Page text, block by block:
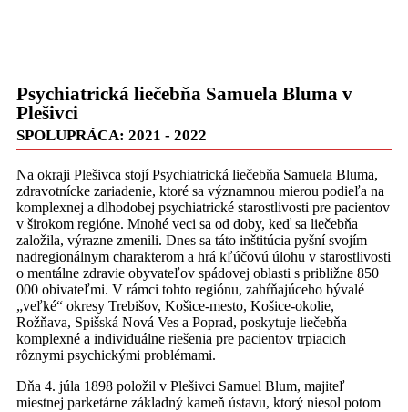
Psychiatrická liečebňa Samuela Bluma v
Plešivci
SPOLUPRÁCA: 2021 - 2022
Na okraji Plešivca stojí Psychiatrická liečebňa Samuela Bluma,
zdravotnícke zariadenie, ktoré sa významnou mierou podieľa na
komplexnej a dlhodobej psychiatrické starostlivosti pre pacientov
v širokom regióne. Mnohé veci sa od doby, keď sa liečebňa
založila, výrazne zmenili. Dnes sa táto inštitúcia pyšní svojím
nadregionálnym charakterom a hrá kľúčovú úlohu v starostlivosti
o mentálne zdravie obyvateľov spádovej oblasti s približne 850
000 obivateľmi. V rámci tohto regiónu, zahŕňajúceho bývalé
„veľké“ okresy Trebišov, Košice-mesto, Košice-okolie,
Rožňava, Spišská Nová Ves a Poprad, poskytuje liečebňa
komplexné a individuálne riešenia pre pacientov trpiacich
rôznymi psychickými problémami.
Dňa 4. júla 1898 položil v Plešivci Samuel Blum, majiteľ
miestnej parketárne základný kameň ústavu, ktorý niesol potom